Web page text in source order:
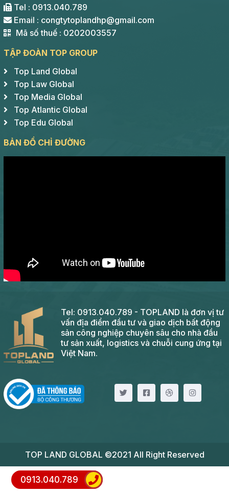
Tel : 0913.040.789
Email : congtytoplandhp@gmail.com
Mã số thuế : 0202003557
TẬP ĐOÀN TOP GROUP
Top Land Global
Top Law Global
Top Media Global
Top Atlantic Global
Top Edu Global
BẢN ĐỒ CHỈ ĐƯỜNG
Tel: 0913.040.789 - TOPLAND là đơn vị tư
vấn địa điểm đầu tư và giao dịch bất động
sản công nghiệp chuyên sâu cho nhà đầu
tư sản xuất, logistics và chuỗi cung ứng tại
Việt Nam.
TOP LAND GLOBAL ©2021 All Right Reserved
0913.040.789